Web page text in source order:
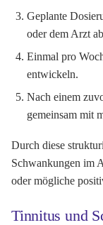
Geplante
oder dem Arzt
Einmal pro
entwickeln.
Nach einem
gemeinsam mit
Durch diese
Schwankungen im
oder mögliche
Tinnitus und